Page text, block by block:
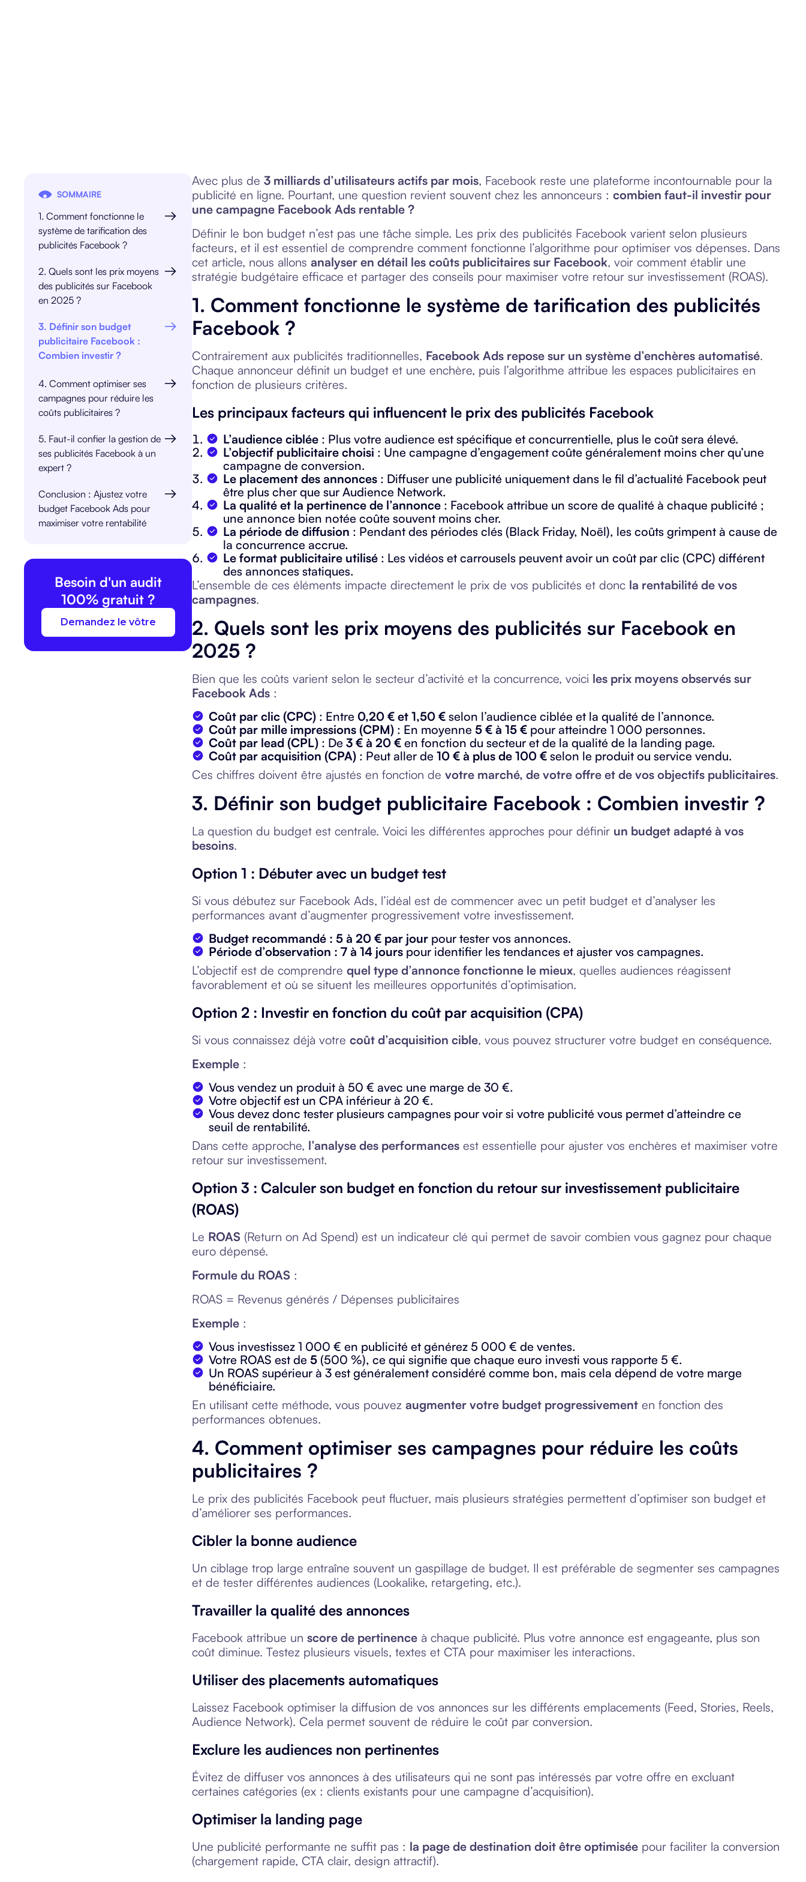
SOMMAIRE
1. Comment fonctionne le
système de tarification des
publicités Facebook ?
2. Quels sont les prix moyens
des publicités sur Facebook
en 2025 ?
3. Définir son budget
publicitaire Facebook :
Combien investir ?
4. Comment optimiser ses
campagnes pour réduire les
coûts publicitaires ?
5. Faut-il confier la gestion de
ses publicités Facebook à un
expert ?
Conclusion : Ajustez votre
budget Facebook Ads pour
maximiser votre rentabilité
Besoin d'un audit
100% gratuit ?
Demandez le vôtre
Avec plus de 3 milliards d’utilisateurs actifs par mois, Facebook reste une plateforme incontournable pour la
publicité en ligne. Pourtant, une question revient souvent chez les annonceurs : combien faut-il investir pour
une campagne Facebook Ads rentable ?
Définir le bon budget n’est pas une tâche simple. Les prix des publicités Facebook varient selon plusieurs
facteurs, et il est essentiel de comprendre comment fonctionne l’algorithme pour optimiser vos dépenses. Dans
cet article, nous allons analyser en détail les coûts publicitaires sur Facebook, voir comment établir une
stratégie budgétaire efficace et partager des conseils pour maximiser votre retour sur investissement (ROAS).
1. Comment fonctionne le système de tarification des publicités
Facebook ?
Contrairement aux publicités traditionnelles, Facebook Ads repose sur un système d’enchères automatisé.
Chaque annonceur définit un budget et une enchère, puis l’algorithme attribue les espaces publicitaires en
fonction de plusieurs critères.
Les principaux facteurs qui influencent le prix des publicités Facebook
L’audience ciblée : Plus votre audience est spécifique et concurrentielle, plus le coût sera élevé.
L’objectif publicitaire choisi : Une campagne d’engagement coûte généralement moins cher qu’une
campagne de conversion.
Le placement des annonces : Diffuser une publicité uniquement dans le fil d’actualité Facebook peut
être plus cher que sur Audience Network.
La qualité et la pertinence de l’annonce : Facebook attribue un score de qualité à chaque publicité ;
une annonce bien notée coûte souvent moins cher.
La période de diffusion : Pendant des périodes clés (Black Friday, Noël), les coûts grimpent à cause de
la concurrence accrue.
Le format publicitaire utilisé : Les vidéos et carrousels peuvent avoir un coût par clic (CPC) différent
des annonces statiques.
L’ensemble de ces éléments impacte directement le prix de vos publicités et donc la rentabilité de vos
campagnes.
2. Quels sont les prix moyens des publicités sur Facebook en
2025 ?
Bien que les coûts varient selon le secteur d’activité et la concurrence, voici les prix moyens observés sur
Facebook Ads :
Coût par clic (CPC) : Entre 0,20 € et 1,50 € selon l’audience ciblée et la qualité de l’annonce.
Coût par mille impressions (CPM) : En moyenne 5 € à 15 € pour atteindre 1 000 personnes.
Coût par lead (CPL) : De 3 € à 20 € en fonction du secteur et de la qualité de la landing page.
Coût par acquisition (CPA) : Peut aller de 10 € à plus de 100 € selon le produit ou service vendu.
Ces chiffres doivent être ajustés en fonction de votre marché, de votre offre et de vos objectifs publicitaires.
3. Définir son budget publicitaire Facebook : Combien investir ?
La question du budget est centrale. Voici les différentes approches pour définir un budget adapté à vos
besoins.
Option 1 : Débuter avec un budget test
Si vous débutez sur Facebook Ads, l’idéal est de commencer avec un petit budget et d’analyser les
performances avant d’augmenter progressivement votre investissement.
Budget recommandé : 5 à 20 € par jour pour tester vos annonces.
Période d’observation : 7 à 14 jours pour identifier les tendances et ajuster vos campagnes.
L’objectif est de comprendre quel type d’annonce fonctionne le mieux, quelles audiences réagissent
favorablement et où se situent les meilleures opportunités d’optimisation.
Option 2 : Investir en fonction du coût par acquisition (CPA)
Si vous connaissez déjà votre coût d’acquisition cible, vous pouvez structurer votre budget en conséquence.
Exemple :
Vous vendez un produit à 50 € avec une marge de 30 €.
Votre objectif est un CPA inférieur à 20 €.
Vous devez donc tester plusieurs campagnes pour voir si votre publicité vous permet d’atteindre ce
seuil de rentabilité.
Dans cette approche, l’analyse des performances est essentielle pour ajuster vos enchères et maximiser votre
retour sur investissement.
Option 3 : Calculer son budget en fonction du retour sur investissement publicitaire
(ROAS)
Le ROAS (Return on Ad Spend) est un indicateur clé qui permet de savoir combien vous gagnez pour chaque
euro dépensé.
Formule du ROAS :
ROAS = Revenus générés / Dépenses publicitaires
Exemple :
Vous investissez 1 000 € en publicité et générez 5 000 € de ventes.
Votre ROAS est de 5 (500 %), ce qui signifie que chaque euro investi vous rapporte 5 €.
Un ROAS supérieur à 3 est généralement considéré comme bon, mais cela dépend de votre marge
bénéficiaire.
En utilisant cette méthode, vous pouvez augmenter votre budget progressivement en fonction des
performances obtenues.
4. Comment optimiser ses campagnes pour réduire les coûts
publicitaires ?
Le prix des publicités Facebook peut fluctuer, mais plusieurs stratégies permettent d’optimiser son budget et
d’améliorer ses performances.
Cibler la bonne audience
Un ciblage trop large entraîne souvent un gaspillage de budget. Il est préférable de segmenter ses campagnes
et de tester différentes audiences (Lookalike, retargeting, etc.).
Travailler la qualité des annonces
Facebook attribue un score de pertinence à chaque publicité. Plus votre annonce est engageante, plus son
coût diminue. Testez plusieurs visuels, textes et CTA pour maximiser les interactions.
Utiliser des placements automatiques
Laissez Facebook optimiser la diffusion de vos annonces sur les différents emplacements (Feed, Stories, Reels,
Audience Network). Cela permet souvent de réduire le coût par conversion.
Exclure les audiences non pertinentes
Évitez de diffuser vos annonces à des utilisateurs qui ne sont pas intéressés par votre offre en excluant
certaines catégories (ex : clients existants pour une campagne d’acquisition).
Optimiser la landing page
Une publicité performante ne suffit pas : la page de destination doit être optimisée pour faciliter la conversion
(chargement rapide, CTA clair, design attractif).